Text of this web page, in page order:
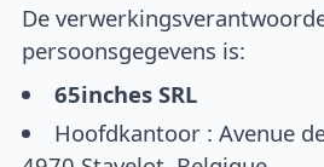
De
persoonsgegevens is:
65inches SRL
Hoofdkantoor : Avenue